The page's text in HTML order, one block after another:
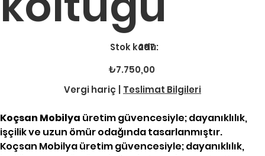
Stok kodu:
Stok
kodu:
297
Fiyat
₺7.750,00
Vergi hariç
Teslimat Bilgileri
Koçsan Mobilya üretim güvencesiyle; dayanıklılık,
işçilik ve uzun ömür odağında tasarlanmıştır.
Koçsan Mobilya üretim güvencesiyle; dayanıklılık,